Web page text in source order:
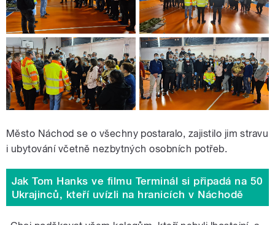
Město Náchod se o všechny postaralo, zajistilo jim stravu
i ubytování včetně nezbytných osobních potřeb.
Jak Tom Hanks ve filmu Terminál si připadá na 50
Ukrajinců, kteří uvízli na hranicích v Náchodě